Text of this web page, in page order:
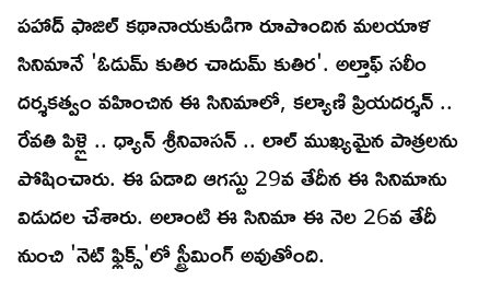
పహాద్ ఫాజిల్ కథానాయకుడిగా రూపొందిన మలయాళ
సినిమానే 'ఓడుమ్ కుతిర చాదుమ్ కుతిర'. అల్తాఫ్ సలీం
దర్శకత్వం వహించిన ఈ సినిమాలో, కల్యాణి ప్రియదర్శన్ ..
రేవతి పిళ్లై .. ధ్యాన్ శ్రీనివాసన్ .. లాల్ ముఖ్యమైన పాత్రలను
పోషించారు. ఈ ఏడాది ఆగస్టు 29వ తేదీన ఈ సినిమాను
విడుదల చేశారు. అలాంటి ఈ సినిమా ఈ నెల 26వ తేదీ
నుంచి 'నెట్ ఫ్లిక్స్'లో స్ట్రీమింగ్ అవుతోంది.